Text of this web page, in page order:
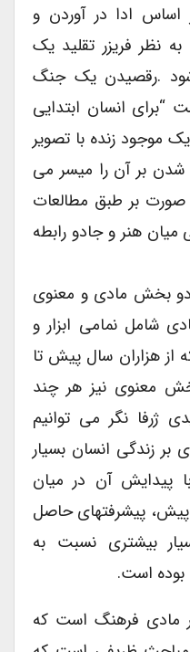
ادا در آوردن و
نظر فریزر تقلید یک
.رقصیدن یک جنگ
“برای انسان ابتدایی
زنده با تصویر
بر آن را میسر می
به هر صورت بر طبق مطالعات
هنر و جادو رابطه
بخش مادی و معنوی
نمامی ابزار و
هزاران سال پیش تا
معنوی نیز هر چند
ژرفا نگر می توانیم
بر زندگی انسان بسیار
پیدایش آن در میان
هزار سال پیش، پیشرفتهای حاصل
بیشتری نسبت به
مادی فرهنگ است که